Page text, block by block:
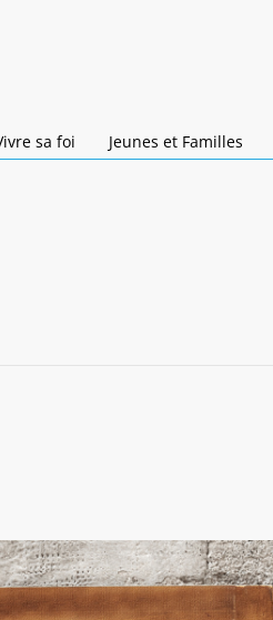
sa foi Jeunes et Familles